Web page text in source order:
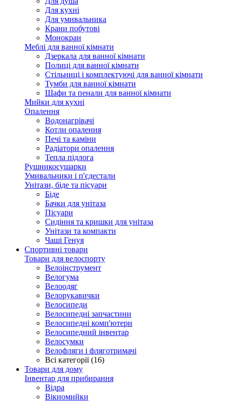
Для кухні
Для умивальника
Крани побутові
Монокран
Меблі для ванної кімнати
Дзеркала для ванної кімнати
Полиці для ванної кімнати
Стільниці і комплектуючі для ванної кімнати
Тумби для ванної кімнати
Шафи та пенали для ванної кімнати
Мийки для кухні
Опалення
Водонагрівачі
Котли опалення
Печі та каміни
Радіатори опалення
Тепла підлога
Рушникосушарки
Умивальники і п'єдестали
Унітази, біде та пісуари
Біде
Бачки для унітаза
Пісуари
Сидіння та кришки для унітаза
Унітази та компакти
Чаші Генуя
Спортивні товари
Товари для велоспорту
Велоінструмент
Велогума
Велоодяг
Велорукавички
Велосипеди
Велосипедні запчастини
Велосипедні комп'ютери
Велосипедний інвентар
Велосумки
Велофляги і фляготримачі
Всі категорії (16)
Товари для дому
Інвентар для прибирання
Відра
Вікномийки